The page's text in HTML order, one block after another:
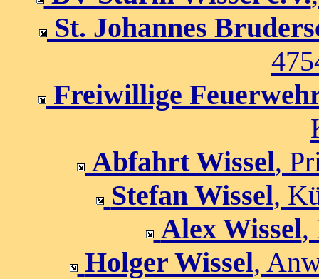
St. Johannes
Freiwillige
Abfahrt Wissel,
Stefan Wissel,
Alex Wissel,
Holger Wissel,